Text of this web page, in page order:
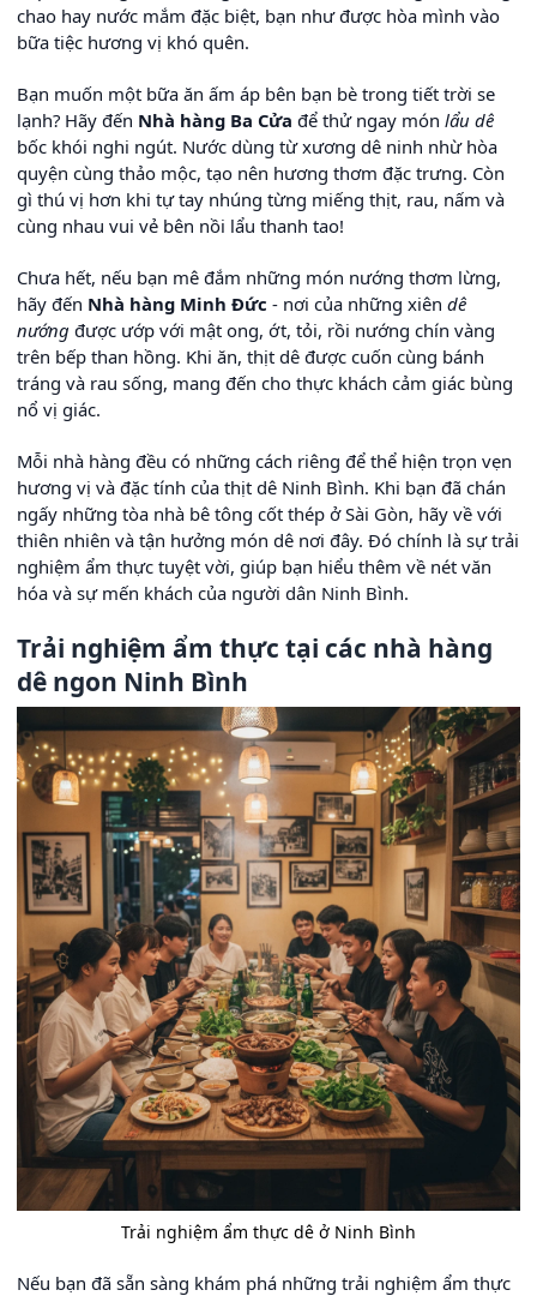
chao hay nước mắm đặc biệt, bạn như được hòa mình vào
bữa tiệc hương vị khó quên.
Bạn muốn một bữa ăn ấm áp bên bạn bè trong tiết trời se
lạnh? Hãy đến Nhà hàng Ba Cửa để thử ngay món lẩu dê
bốc khói nghi ngút. Nước dùng từ xương dê ninh nhừ hòa
quyện cùng thảo mộc, tạo nên hương thơm đặc trưng. Còn
gì thú vị hơn khi tự tay nhúng từng miếng thịt, rau, nấm và
cùng nhau vui vẻ bên nồi lẩu thanh tao!
Chưa hết, nếu bạn mê đắm những món nướng thơm lừng,
hãy đến Nhà hàng Minh Đức - nơi của những xiên dê
nướng được ướp với mật ong, ớt, tỏi, rồi nướng chín vàng
trên bếp than hồng. Khi ăn, thịt dê được cuốn cùng bánh
tráng và rau sống, mang đến cho thực khách cảm giác bùng
nổ vị giác.
Mỗi nhà hàng đều có những cách riêng để thể hiện trọn vẹn
hương vị và đặc tính của thịt dê Ninh Bình. Khi bạn đã chán
ngấy những tòa nhà bê tông cốt thép ở Sài Gòn, hãy về với
thiên nhiên và tận hưởng món dê nơi đây. Đó chính là sự trải
nghiệm ẩm thực tuyệt vời, giúp bạn hiểu thêm về nét văn
hóa và sự mến khách của người dân Ninh Bình.
Trải nghiệm ẩm thực tại các nhà hàng
dê ngon Ninh Bình
Trải nghiệm ẩm thực dê ở Ninh Bình
Nếu bạn đã sẵn sàng khám phá những trải nghiệm ẩm thực